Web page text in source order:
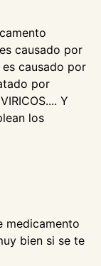
causado por
es causado por
por
Y
los
medicamento
bien si se te